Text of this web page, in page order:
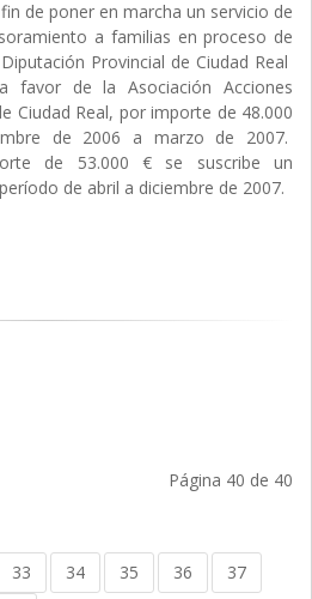
de poner en marcha un servicio de
a familias en proceso de
Provincial de Ciudad Real
favor de la Asociación Acciones
Ciudad Real, por importe de 48.000
de 2006 a marzo de 2007.
de 53.000 € se suscribe un
de abril a diciembre de 2007.
Página 40 de 40
33 34 35 36
37